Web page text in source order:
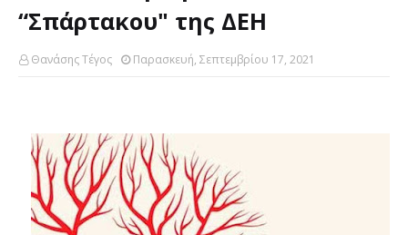
“Σπάρτακου" της ΔΕΗ
Θανάσης Τέγος Παρασκευή, Σεπτεμβρίου 17, 2021